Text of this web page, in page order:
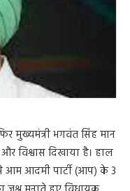
मुख्यमंत्री भगवंत सिंह मान
विश्वास दिखाया है। हाल
आम आदमी पार्टी (आप) के 3